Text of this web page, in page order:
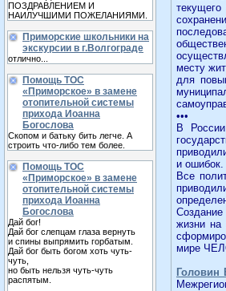
ПОЗДРАВЛЕНИЕМ И
НАИЛУЧШИМИ ПОЖЕЛАНИЯМИ.
Приморские школьники на
экскурсии в г.Волгограде
отлично...
Помощь ТОС
«Приморское» в замене
отопительной системы
прихода Иоанна
Богослова
Скопом и батьку бить легче. А
строить что-либо тем более.
Помощь ТОС
«Приморское» в замене
отопительной системы
прихода Иоанна
Богослова
Дай бог!
Дай бог слепцам глаза вернуть
и спины выпрямить горбатым.
Дай бог быть богом хоть чуть-
чуть,
но быть нельзя чуть-чуть
распятым.
месту
для
•••
В
и ошибок.
Все
жизни на
мире
Головин